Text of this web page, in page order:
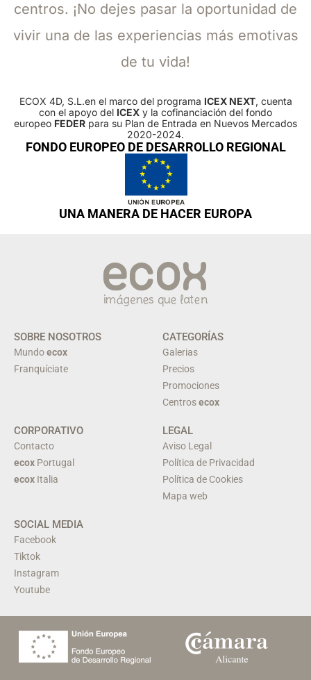
centros. ¡No dejes pasar la oportunidad de
vivir una de las experiencias más emotivas
de tu vida!
ECOX 4D, S.L.en el marco del programa ICEX NEXT, cuenta
con el apoyo del ICEX y la cofinanciación del fondo
europeo FEDER para su Plan de Entrada en Nuevos Mercados
2020-2024.
FONDO EUROPEO DE DESARROLLO REGIONAL
UNA MANERA DE HACER EUROPA
SOBRE NOSOTROS
Mundoecox
Franquíciate
CATEGORÍAS
Galerias
Precios
Promociones
Centrosecox
CORPORATIVO
Contacto
ecox Portugal
ecox Italia
LEGAL
Aviso Legal
Política de Privacidad
Política de Cookies
Mapa web
SOCIAL MEDIA
Facebook
Tiktok
Instagram
Youtube